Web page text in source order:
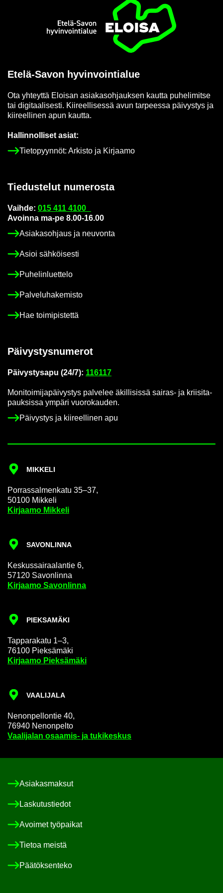
Etusi­vu
Etelä-​Savon hy­vin­voin­tia­lue
Ota yh­teyt­tä Eloi­san asia­kas­oh­jauk­sen kaut­ta pu­he­li­mit­se
tai di­gi­taa­li­ses­ti. Kii­reel­li­ses­sä avun tar­pees­sa päi­vys­tys ja
kii­reel­li­nen apun kaut­ta.
Hal­lin­nol­li­set asiat:
Tie­to­pyyn­nöt: Ar­kis­to ja Kir­jaa­mo
Tie­dus­te­lut nu­me­ros­ta
Vaih­de: 015 411 4100
Avoin­na ma-pe 8.00-16.00
Asia­kas­oh­jaus ja neu­von­ta
Asioi säh­köi­ses­ti
Pu­he­lin­luet­te­lo
Pal­ve­lu­ha­ke­mis­to
Hae toi­mi­pis­tet­tä
Päi­vys­tys­nu­me­rot
Päi­vys­tys­a­pu (24/7): 116117
Mo­ni­toi­mi­ja­päi­vys­tys pal­ve­lee äkil­li­sis­sä sairas-​ ja krii­si­ta­
pauk­sis­sa ym­pä­ri vuo­ro­kau­den.
Päi­vys­tys ja kii­reel­li­nen apu
MIK­KE­LI
Por­ras­sal­men­ka­tu 35–37,
50100 Mik­ke­li
Kir­jaa­mo Mik­ke­li
SA­VON­LIN­NA
Kes­kus­sai­raa­lan­tie 6,
57120 Sa­von­lin­na
Kir­jaa­mo Sa­von­lin­na
PIEK­SA­MÄ­KI
Tap­pa­ra­ka­tu 1–3,
76100 Piek­sä­mä­ki
Kir­jaa­mo Piek­sä­mä­ki
VAA­LI­JA­LA
Ne­non­pel­lon­tie 40,
76940 Ne­non­pel­to
Vaa­li­ja­lan osaamis-​ ja tu­ki­kes­kus
Asia­kas­mak­sut
Las­ku­tus­tie­dot
Avoi­met työ­pai­kat
Tie­toa meis­tä
Pää­tök­sen­te­ko